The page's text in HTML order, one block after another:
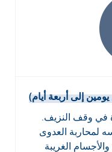
إلى أربعة أيام)
في وقف النزيف.
لمحاربة العدوى
الغريبة